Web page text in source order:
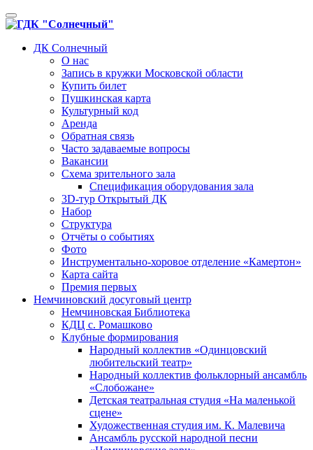
Toggle
navigation
ДК Солнечный
О нас
Запись в кружки Московской области
Купить билет
Пушкинская карта
Культурный код
Аренда
Обратная связь
Часто задаваемые вопросы
Вакансии
Схема зрительного зала
Спецификация оборудования зала
3D-тур Открытый ДК
Набор
Структура
Отчёты о событиях
Фото
Инструментально-хоровое отделение «Камертон»
Карта сайта
Премия первых
Немчиновский досуговый центр
Немчиновская Библиотека
КДЦ с. Ромашково
Клубные формирования
Народный коллектив «Одинцовский
любительский театр»
Народный коллектив фольклорный ансамбль
«Слобожане»
Детская театральная студия «На маленькой
сцене»
Художественная студия им. К. Малевича
Ансамбль русской народной песни